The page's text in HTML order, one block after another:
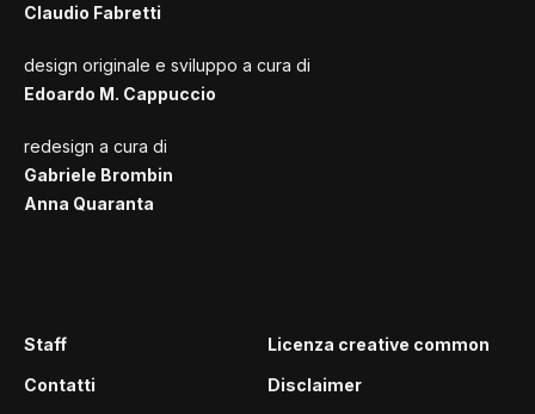
Claudio Fabretti
design originale e sviluppo a cura di
Edoardo M. Cappuccio
redesign a cura di
Gabriele Brombin
Anna Quaranta
Staff
Contatti
Licenza creative common
Disclaimer